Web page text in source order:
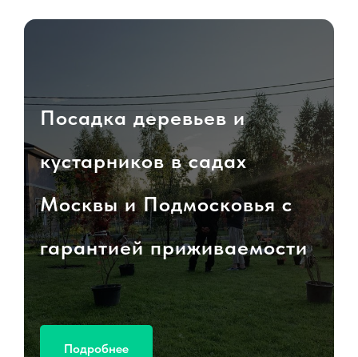
Посадка деревьев и
кустарников в садах
Москвы и Подмосковья с
гарантией приживаемости
Подробнее